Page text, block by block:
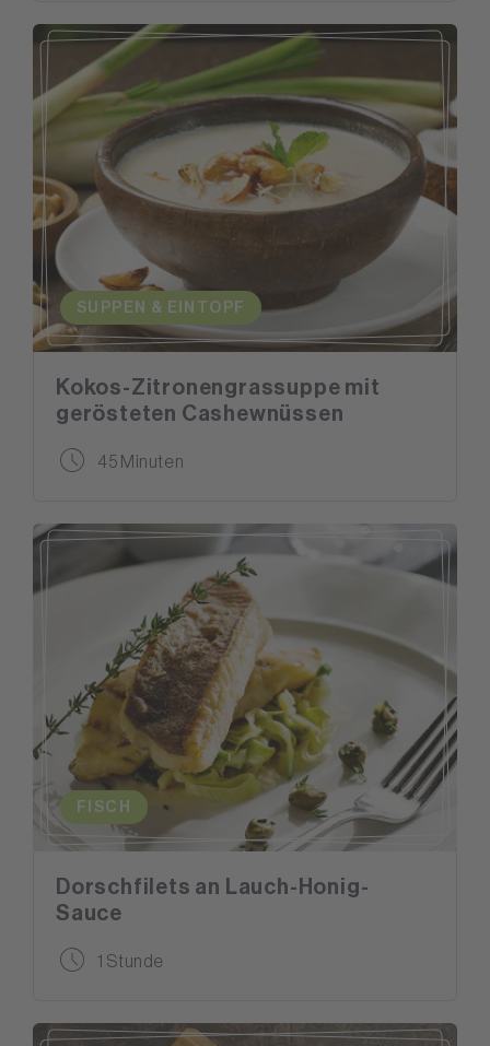
SUPPEN & EINTOPF
Kokos-Zitronengrassuppe mit
gerösteten Cashewnüssen
45 Minuten
FISCH
Dorschfilets an Lauch-Honig-
Sauce
1 Stunde